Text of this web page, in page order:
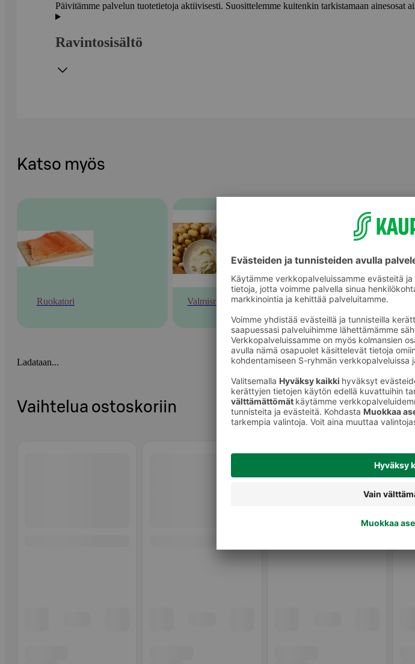
Päivitämme palvelun tuotetietoja aktiivisesti. Suosittelemme kuitenkin tarkistamaan ainesosat
Ravintosisältö
Katso myös
Ruokatori Valmisruoka Jälkiruoat
Ladataan...
Vaihtelua ostoskoriin